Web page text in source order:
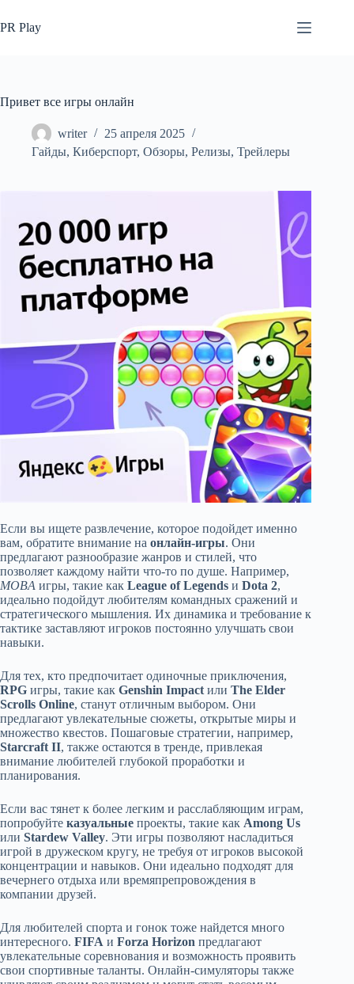
к
сути
PR Play
Привет все игры онлайн
writer
25 апреля 2025
Гайды, Киберспорт, Обзоры, Релизы, Трейлеры
Если вы ищете развлечение, которое подойдет именно
вам, обратите внимание на онлайн-игры. Они
предлагают разнообразие жанров и стилей, что
позволяет каждому найти что-то по душе. Например,
MOBA игры, такие как League of Legends и Dota 2,
идеально подойдут любителям командных сражений и
стратегического мышления. Их динамика и требование к
тактике заставляют игроков постоянно улучшать свои
навыки.
Для тех, кто предпочитает одиночные приключения,
RPG игры, такие как Genshin Impact или The Elder
Scrolls Online, станут отличным выбором. Они
предлагают увлекательные сюжеты, открытые миры и
множество квестов. Пошаговые стратегии, например,
Starcraft II, также остаются в тренде, привлекая
внимание любителей глубокой проработки и
планирования.
Если вас тянет к более легким и расслабляющим играм,
попробуйте казуальные проекты, такие как Among Us
или Stardew Valley. Эти игры позволяют насладиться
игрой в дружеском кругу, не требуя от игроков высокой
концентрации и навыков. Они идеально подходят для
вечернего отдыха или времяпрепровождения в
компании друзей.
Для любителей спорта и гонок тоже найдется много
интересного. FIFA и Forza Horizon предлагают
увлекательные соревнования и возможность проявить
свои спортивные таланты. Онлайн-симуляторы также